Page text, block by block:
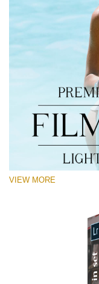
VIEW MORE